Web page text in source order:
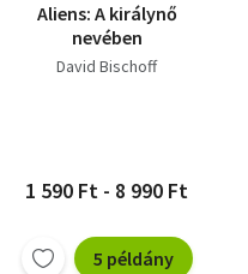
Aliens: A királynő
nevében
David Bischoff
1 590 Ft - 8 990 Ft
5 példány